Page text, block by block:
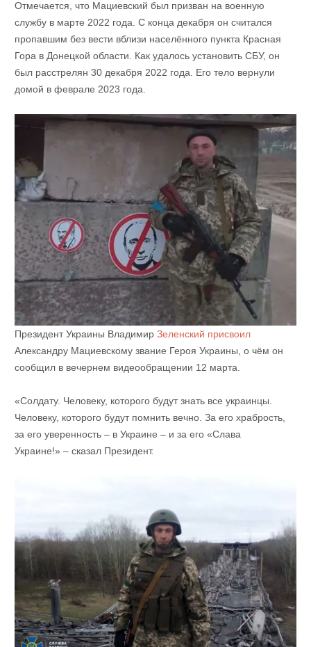
Отмечается, что Мациевский был призван на военную
службу в марте 2022 года. С конца декабря он считался
пропавшим без вести вблизи населённого пункта Красная
Гора в Донецкой области. Как удалось установить СБУ, он
был расстрелян 30 декабря 2022 года. Его тело вернули
домой в феврале 2023 года.
Президент Украины Владимир Зеленский присвоил
Александру Мациевскому звание Героя Украины, о чём он
сообщил в вечернем видеообращении 12 марта.
«Солдату. Человеку, которого будут знать все украинцы.
Человеку, которого будут помнить вечно. За его храбрость,
за его уверенность – в Украине – и за его «Слава
Украине!» – сказал Президент.